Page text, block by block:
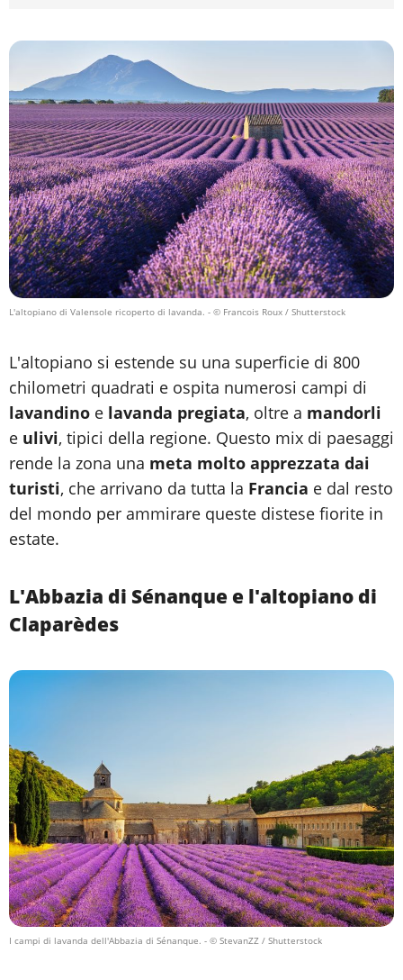
L'altopiano di Valensole ricoperto di lavanda. - © Francois Roux / Shutterstock
L'altopiano si estende su una superficie di 800
chilometri quadrati e ospita numerosi campi di
lavandino e lavanda pregiata, oltre a mandorli
e ulivi, tipici della regione. Questo mix di paesaggi
rende la zona una meta molto apprezzata dai
turisti, che arrivano da tutta la Francia e dal resto
del mondo per ammirare queste distese fiorite in
estate.
L'Abbazia di Sénanque e l'altopiano di
Claparèdes
I campi di lavanda dell'Abbazia di Sénanque. - © StevanZZ / Shutterstock